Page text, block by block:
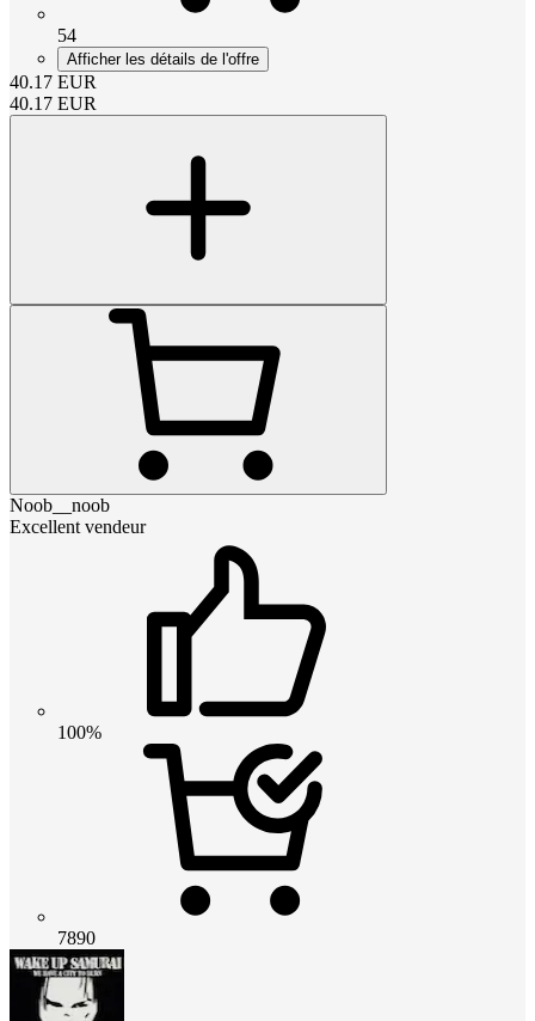
54
Afficher les détails de l'offre
40.17 EUR
40.17 EUR
Noob__noob
Excellent vendeur
100%
7890